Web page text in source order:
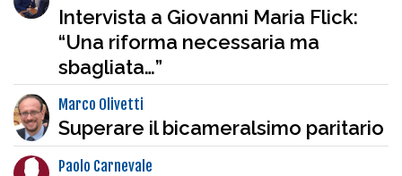
Intervista a Giovanni Maria Flick:
“Una riforma necessaria ma
sbagliata…”
Marco Olivetti
Superare il bicameralsimo paritario
Paolo Carnevale